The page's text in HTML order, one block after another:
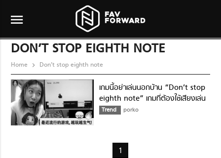
menu
DON’T STOP EIGHTH NOTE
Home Don’t stop eighth note
เกมนี้อย่าเล่นนอกบ้าน “Don’t stop
eighth note” เกมที่ต้องใช้เสียงเล่น
สุดฮิต
Trend porko
1